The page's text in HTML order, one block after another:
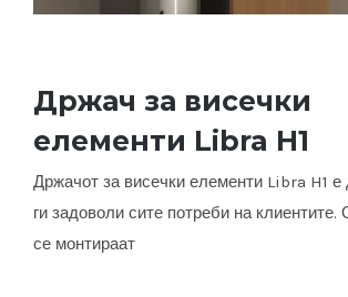
Држач за висечки елементи
Држач за висечки
елементи Libra H1
Држачот за висечки елементи Libra H1 е
ги задоволи сите потреби на
се монтираат